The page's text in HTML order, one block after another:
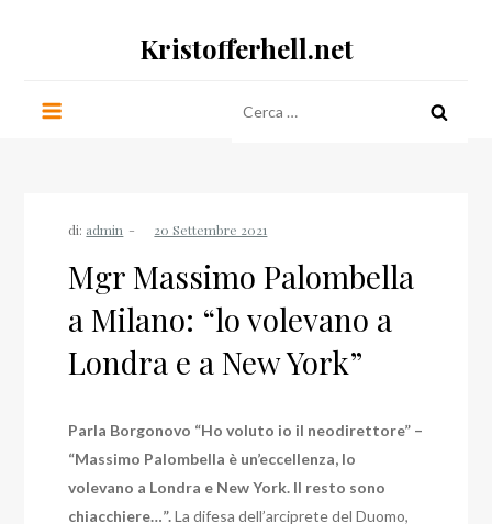
Kristofferhell.net
per:
di: admin
Mgr Massimo Palombella
a Milano: “lo volevano a
Londra e a New York”
Parla Borgonovo “Ho voluto io il neodirettore” –
“Massimo Palombella è un’eccellenza, lo
volevano a Londra e New York. Il resto sono
chiacchiere…”.La difesa dell’arciprete del Duomo,